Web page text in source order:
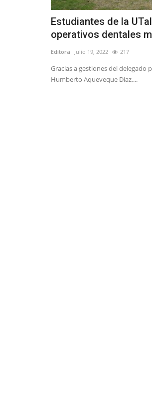
Estudiantes de la
operativos dentales
Editora Julio 19, 2022 217
Gracias a gestiones del delegado
Humberto Aqueveque Díaz,...